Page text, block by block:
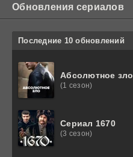
Обновления сериалов
Последние 10 обновлений
Абсолютное зло
(1 сезон)
Сериал 1670
(3 сезон)